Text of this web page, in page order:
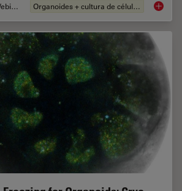
Webinar Organoides + cultura de células 3D